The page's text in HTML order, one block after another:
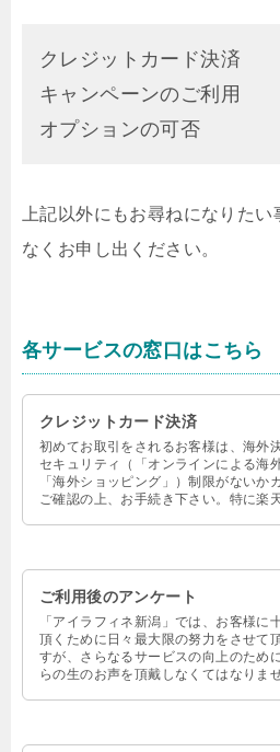
クレジットカード決済
キャンペーンのご利用
オプションの可否
上記以外にもお尋ねになりた
なくお申し出ください。
各サービスの窓口はこちら
クレジットカード決済
初めてお取引をされるお客様は、海外
セキュリティ（「オンラインによる海
「海外ショッピング」）制限がないか
ご確認の上、お手続き下さい。特に楽
ご利用後のアンケート
「アイラフィネ新潟」では、お客様に
頂くために日々最大限の努力をさせて
すが、さらなるサービスの向上のため
らの生のお声を頂戴しなくてはなりませ